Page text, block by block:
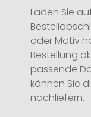
Laden Sie
oder Motiv
Bestellung
passende
können Sie
nachliefern.